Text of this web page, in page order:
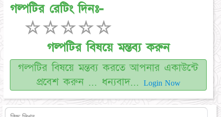
গল্পটির রেটিং দিনঃ-
☆
☆
☆
☆
☆
গল্পটির বিষয়ে মন্তব্য করুন
গল্পটির বিষয়ে মন্তব্য করতে আপনার একাউন্টে
প্রবেশ করুন ... ধন্যবাদ...
Login Now